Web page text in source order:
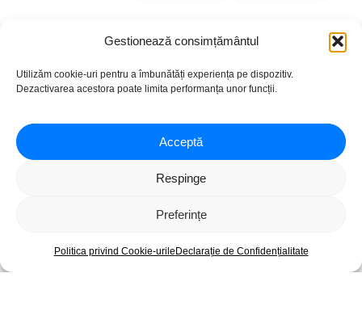
Gestionează consimțământul
Utilizăm cookie-uri pentru a îmbunătăți experiența pe dispozitiv.
Dezactivarea acestora poate limita performanța unor funcții.
Acceptă
Respinge
Preferințe
Politica privind Cookie-urile Declarație de Confidențialitate
Copyright © 2026 – CumparLike.ro